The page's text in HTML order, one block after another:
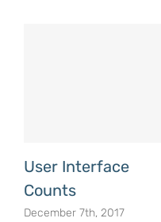
User Interface
Counts
December 7th, 2017